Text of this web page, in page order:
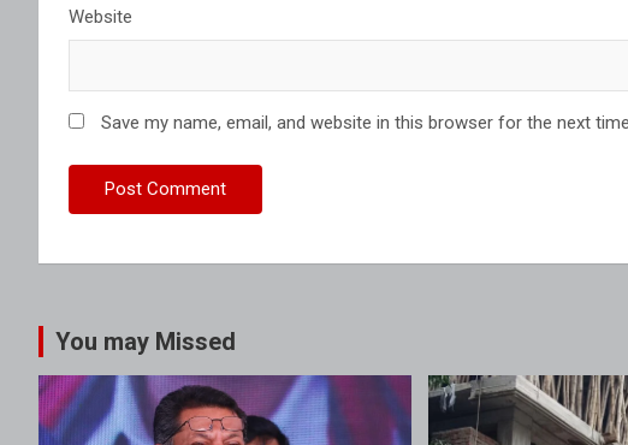
Website
Save my name, email, and website in this browser for the next
You may Missed